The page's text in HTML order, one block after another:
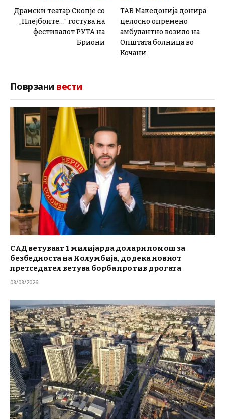
Драмски театар Скопје со
„Плејбоите…“ гостува на
фестивалот РУТА на
Бриони
ТАВ Македонија донира
целосно опремено
амбулантно возило на
Општата болница во
Кочани
Поврзани вести
САД ветуваат 1 милијарда долари помош за
безбедноста на Колумбија, додека новиот
претседател ветува борба против дрогата
08/08/2026